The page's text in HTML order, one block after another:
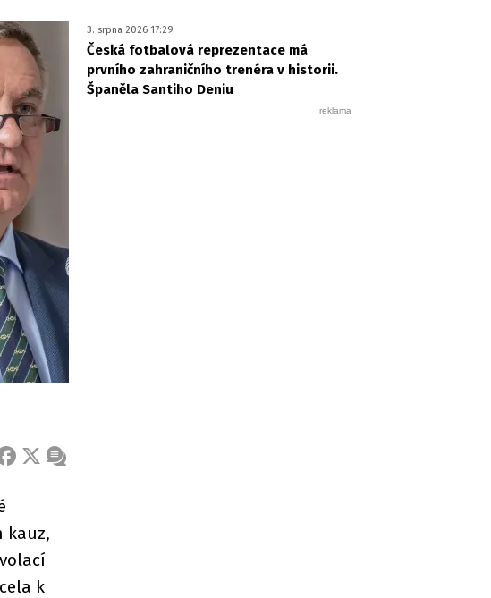
FACEBOOK
X ZPRÁVA
kauz,
k
3. srpna 2026 17:29
Česká fotbalová reprezentace má
prvního zahraničního trenéra v historii.
Španěla Santiho Deniu